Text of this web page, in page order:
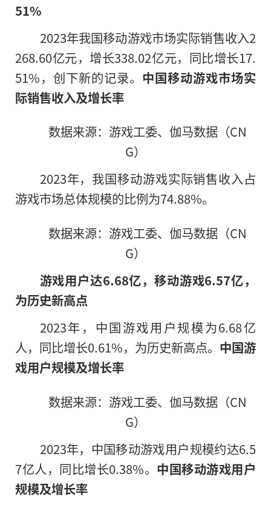
51%
2023年我国移动游戏市场实际销售收入2
268.60亿元，增长338.02亿元，同比增长17.
51%，创下新的记录。 中国移动游戏市场实
际销售收入及增长率
数据来源：游戏工委、伽马数据（CN
G）
2023年，我国移动游戏实际销售收入占
游戏市场总体规模的比例为74.88%。
数据来源：游戏工委、伽马数据（CN
G）
游戏用户达6.68亿，移动游戏6.57亿，
为历史新高点
2023年，中国游戏用户规模为6.68亿
人，同比增长0.61%，为历史新高点。 中国游
戏用户规模及增长率
数据来源：游戏工委、伽马数据（CN
G）
2023年，中国移动游戏用户规模约达6.5
7亿人，同比增长0.38%。 中国移动游戏用户
规模及增长率